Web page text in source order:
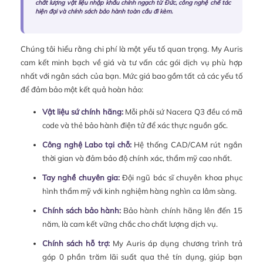
chất lượng vật liệu nhập khẩu chính ngạch từ Đức, công nghệ chế tác
hiện đại và chính sách bảo hành toàn cầu đi kèm.
Chúng tôi hiểu rằng chi phí là một yếu tố quan trọng. My Auris
cam kết minh bạch về giá và tư vấn các gói dịch vụ phù hợp
nhất với ngân sách của bạn. Mức giá bao gồm tất cả các yếu tố
để đảm bảo một kết quả hoàn hảo:
Vật liệu sứ chính hãng:Mỗi phôi sứ Nacera Q3 đều có mã
code và thẻ bảo hành điện tử để xác thực nguồn gốc.
Công nghệ Labo tại chỗ:Hệ thống CAD/CAM rút ngắn
thời gian và đảm bảo độ chính xác, thẩm mỹ cao nhất.
Tay nghề chuyên gia:Đội ngũ bác sĩ chuyên khoa phục
hình thẩm mỹ với kinh nghiệm hàng nghìn ca lâm sàng.
Chính sách bảo hành: Bảo hành chính hãng lên đến 15
năm, là cam kết vững chắc cho chất lượng dịch vụ.
Chính sách hỗ trợ:My Auris áp dụng chương trình trả
góp 0 phần trăm lãi suất qua thẻ tín dụng, giúp bạn